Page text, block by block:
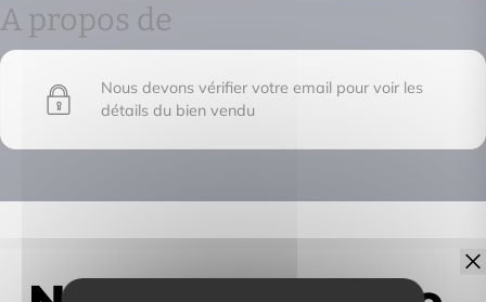
A propos de
Nous devons vérifier votre email pour voir les
détails du bien vendu
IMMOFRONTIERE